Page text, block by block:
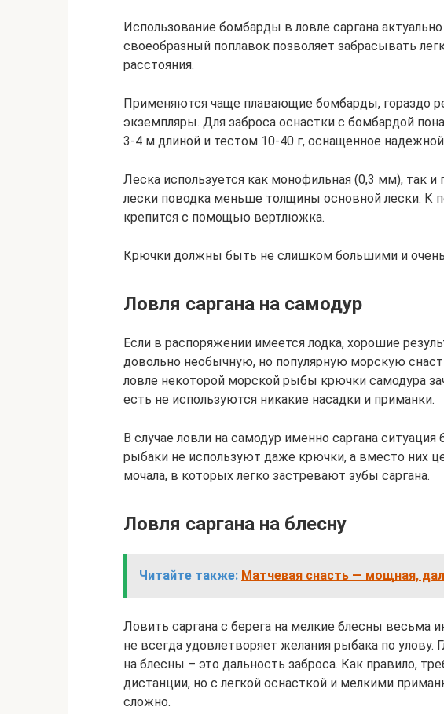
Использование бомбарды в ловле саргана
своеобразный поплавок позволяет забрасывать
расстояния.
Применяются чаще плавающие бомбарды, гораздо
экземпляры. Для заброса оснастки с бомбардой
3-4 м длиной и тестом 10-40 г, оснащенное
Леска используется как монофильная (0,3 мм), так
лески поводка меньше толщины основной лески. К
крепится с помощью вертлюжка.
Крючки должны быть не слишком большими и
Ловля саргана на самодур
Если в распоряжении имеется лодка, хорошие
довольно необычную, но популярную морскую
ловле некоторой морской рыбы крючки самодура
есть не используются никакие насадки и приманки.
В случае ловли на самодур именно саргана
рыбаки не используют даже крючки, а вместо них
мочала, в которых легко застревают зубы саргана.
Ловля саргана на блесну
Читайте также: Матчевая снасть — мощная,
Ловить саргана с берега на мелкие блесны весьма
не всегда удовлетворяет желания рыбака по улову.
на блесны – это дальность заброса. Как правило,
дистанции, но с легкой оснасткой и мелкими
сложно.